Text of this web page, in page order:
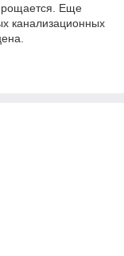
Еще
канализационных